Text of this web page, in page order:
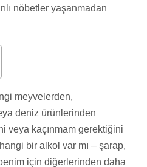
nöbetler yaşanmadan
meyvelerden,
deniz ürünlerinden
veya kaçınmam gerektiğini
bir alkol var mı – şarap,
için diğerlerinden daha